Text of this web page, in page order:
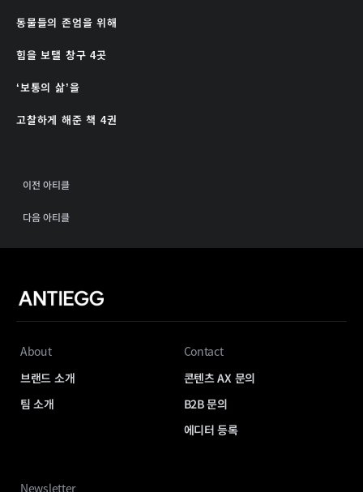
동물들의 존엄을 위해
힘을 보탤 창구 4곳
‘보통의 삶’을
고찰하게 해준 책 4권
이전 아티클
다음 아티클
About
브랜드 소개
팀 소개
Contact
콘텐츠 AX 문의
B2B 문의
에디터 등록
Newsletter